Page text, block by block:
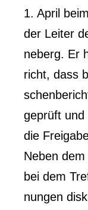
1. April
der Lei­ter
ne­berg. Er
richt, dass
geprüft und
die
Neben
bei dem
nun­gen